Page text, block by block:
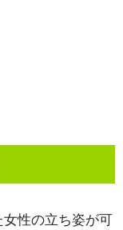
性の立ち姿が可